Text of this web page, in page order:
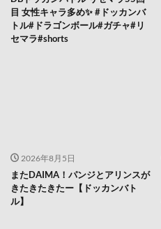
目 女性キャラ多め✨️ #ドッカンバ
トル#ドラゴンボール#ガチャ#リ
セマラ#shorts
2026年8月5日
またDAIMA！パンジとアリンスが
きたきたきたー【ドッカンバト
ル】